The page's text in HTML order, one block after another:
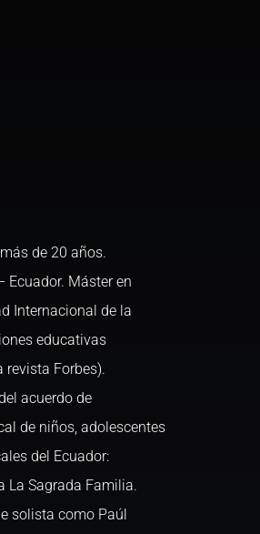
de 20 años.
Ecuador. Máster en
Internacional de la
educativas
revista Forbes).
acuerdo de
de niños, adolescentes
del Ecuador:
La Sagrada Familia.
solista como Paúl